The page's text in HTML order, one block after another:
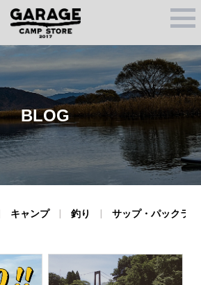
M
N
U
BLOG
キャンプ 釣り サップ・パックラ